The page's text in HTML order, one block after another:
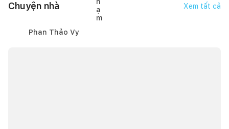
Chuyện nhà Xem tất cả
Phan Thảo Vy